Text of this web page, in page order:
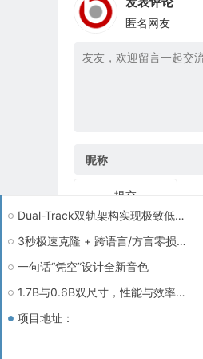
匿名网友
昵称
提交
Dual-Track双轨架构实现极致低延迟
3秒极速克隆 + 跨语言/方言零损失迁移
一句话“凭空”设计全新音色
1.7B与0.6B双尺寸，性能与效率自由取舍
项目地址：